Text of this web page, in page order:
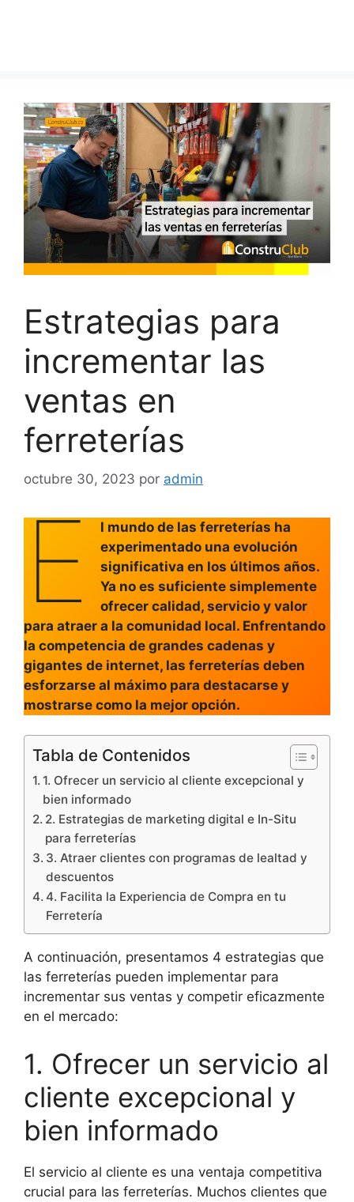
Estrategias para
incrementar las
ventas en
ferreterías
octubre 30, 2023 por admin
E
l mundo de las ferreterías ha
experimentado una evolución
significativa en los últimos años.
Ya no es suficiente simplemente
ofrecer calidad, servicio y valor
para atraer a la comunidad local. Enfrentando
la competencia de grandes cadenas y
gigantes de internet, las ferreterías deben
esforzarse al máximo para destacarse y
mostrarse como la mejor opción.
Tabla de Contenidos
1. Ofrecer un servicio al cliente excepcional y
bien informado
2. Estrategias de marketing digital e In-Situ
para ferreterías
3. Atraer clientes con programas de lealtad y
descuentos
4. Facilita la Experiencia de Compra en tu
Ferretería
A continuación, presentamos 4 estrategias que
las ferreterías pueden implementar para
incrementar sus ventas y competir eficazmente
en el mercado:
1. Ofrecer un servicio al
cliente excepcional y
bien informado
El servicio al cliente es una ventaja competitiva
crucial para las ferreterías. Muchos clientes que